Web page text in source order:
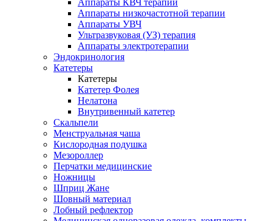
Аппараты КВЧ терапии
Аппараты низкочастотной терапии
Аппараты УВЧ
Ультразвуковая (УЗ) терапия
Аппараты электротерапии
Эндокринология
Катетеры
Катетеры
Катетер Фолея
Нелатона
Внутривенный катетер
Скальпели
Менструальная чаша
Кислородная подушка
Мезороллер
Перчатки медицинские
Ножницы
Шприц Жане
Шовный материал
Лобный рефлектор